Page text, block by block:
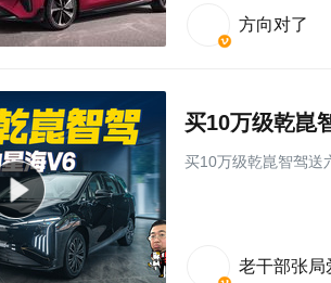
方向对了
买10万级乾崑
买10万级乾崑智驾送
老干部张局